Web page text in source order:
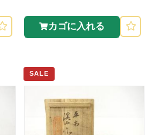
カゴに入れる
SALE